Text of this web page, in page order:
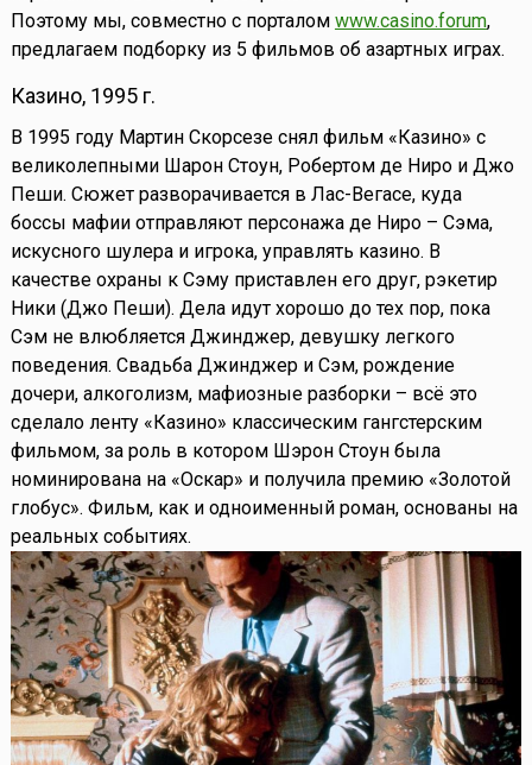
Поэтому мы, совместно с порталом www.casino.forum,
предлагаем подборку из 5 фильмов об азартных играх.
Казино, 1995 г.
В 1995 году Мартин Скорсезе снял фильм «Казино» с
великолепными Шарон Стоун, Робертом де Ниро и Джо
Пеши. Сюжет разворачивается в Лас-Вегасе, куда
боссы мафии отправляют персонажа де Ниро – Сэма,
искусного шулера и игрока, управлять казино. В
качестве охраны к Сэму приставлен его друг, рэкетир
Ники (Джо Пеши). Дела идут хорошо до тех пор, пока
Сэм не влюбляется Джинджер, девушку легкого
поведения. Свадьба Джинджер и Сэм, рождение
дочери, алкоголизм, мафиозные разборки – всё это
сделало ленту «Казино» классическим гангстерским
фильмом, за роль в котором Шэрон Стоун была
номинирована на «Оскар» и получила премию «Золотой
глобус». Фильм, как и одноименный роман, основаны на
реальных событиях.